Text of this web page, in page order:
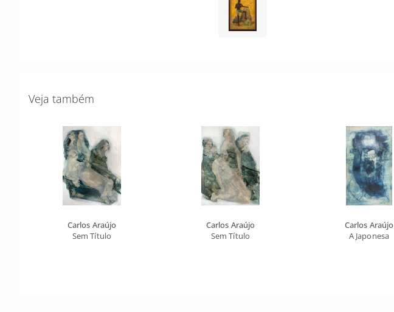
Veja também
Carlos Araújo
Sem Título
Carlos Araújo
Sem Título
Carlos Araújo
A Japonesa